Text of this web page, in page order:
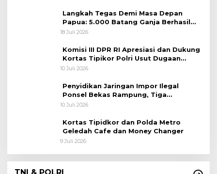
Langkah Tegas Demi Masa Depan
Papua: 5.000 Batang Ganja Berhasil
Diungkap Koops TNI Habema
18 Juli 2026
Komisi III DPR RI Apresiasi dan Dukung
Kortas Tipikor Polri Usut Dugaan
Korupsi Batu Bara
10 Juli 2026
Penyidikan Jaringan Impor Ilegal
Ponsel Bekas Rampung, Tiga
Tersangka Sudah P-21 dan Satu Buron
10 Juli 2026
Kortas Tipidkor dan Polda Metro
Geledah Cafe dan Money Changer
9 Juli 2026